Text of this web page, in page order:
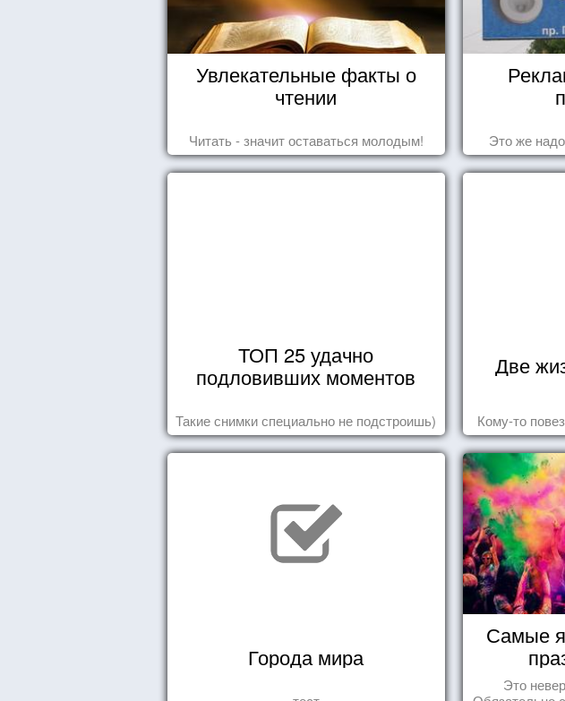
Увлекательные факты о
чтении
Читать - значит оставаться молодым! Это же
ТОП 25 удачно
подловивших моментов
Такие снимки специально не подстроишь)
Две
Кому-то
Города мира
Самые
Это